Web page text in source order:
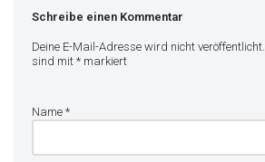
Schreibe einen Kommentar
Deine E-Mail-Adresse wird nicht veröffentlicht.
sind mit * markiert
Name *